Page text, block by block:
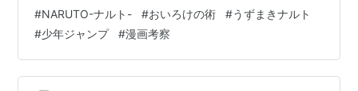
「意味」はあったのだろうか。 結論から言うと、そこに
は大きな意味があったと思います。 （ちなみに電子書籍
キャラクター考察編のナルト記事として書いたものを元
に、第一話雑考として書き直してます）。 ・ナルトの
#NARUTO-ナルト- #おいろけの術 #うずまきナルト
#少年ジャンプ #漫画考察